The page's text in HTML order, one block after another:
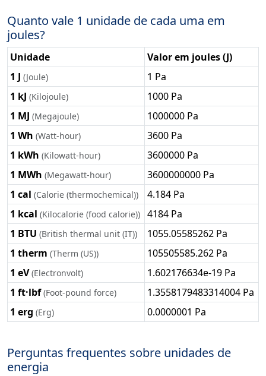
Quanto vale 1 unidade de cada uma em
joules?
Unidade
Valor em joules (J)
1 J (Joule)
1 Pa
1 kJ (Kilojoule)
1000 Pa
1 MJ (Megajoule)
1000000 Pa
1 Wh (Watt-hour)
3600 Pa
1 kWh (Kilowatt-hour)
3600000 Pa
1 MWh (Megawatt-hour)
3600000000 Pa
1 cal (Calorie (thermochemical))
4.184 Pa
1 kcal (Kilocalorie (food calorie))
4184 Pa
1 BTU (British thermal unit (IT))
1055.05585262 Pa
1 therm (Therm (US))
105505585.262 Pa
1 eV (Electronvolt)
1.602176634e-19 Pa
1 ft·lbf (Foot-pound force)
1.3558179483314004 Pa
1 erg (Erg) 0.0000001 Pa
Perguntas frequentes sobre unidades de
energia